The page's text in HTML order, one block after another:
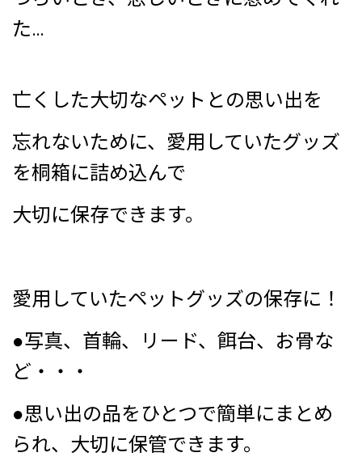
た…
亡くした大切なペットとの思い出を
忘れないために、愛用していたグッズ
を桐箱に詰め込んで
大切に保存できます。
愛用していたペットグッズの保存に！
●写真、首輪、リード、餌台、お骨な
ど ・・・
●思い出の品をひとつで簡単にまとめ
られ、大切に保管できます。